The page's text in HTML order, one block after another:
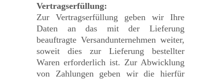
Vertragserfüllung:
Zur Vertragserfüllung geben wir Ihre
Daten an das mit der Lieferung
beauftragte Versandunternehmen weiter,
soweit dies zur Lieferung bestellter
Waren erforderlich ist. Zur Abwicklung
von Zahlungen geben wir die hierfür